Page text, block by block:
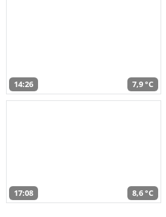
14:26 7,9 °C
17:08 8,6 °C